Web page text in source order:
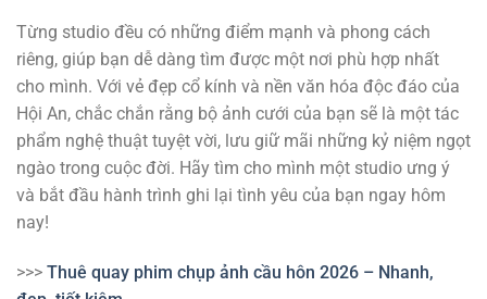
Từng studio đều có những điểm mạnh và phong cách
riêng, giúp bạn dễ dàng tìm được một nơi phù hợp nhất
cho mình. Với vẻ đẹp cổ kính và nền văn hóa độc đáo của
Hội An, chắc chắn rằng bộ ảnh cưới của bạn sẽ là một tác
phẩm nghệ thuật tuyệt vời, lưu giữ mãi những kỷ niệm ngọt
ngào trong cuộc đời. Hãy tìm cho mình một studio ưng ý
và bắt đầu hành trình ghi lại tình yêu của bạn ngay hôm
nay!
>>> Thuê quay phim chụp ảnh cầu hôn 2026 – Nhanh,